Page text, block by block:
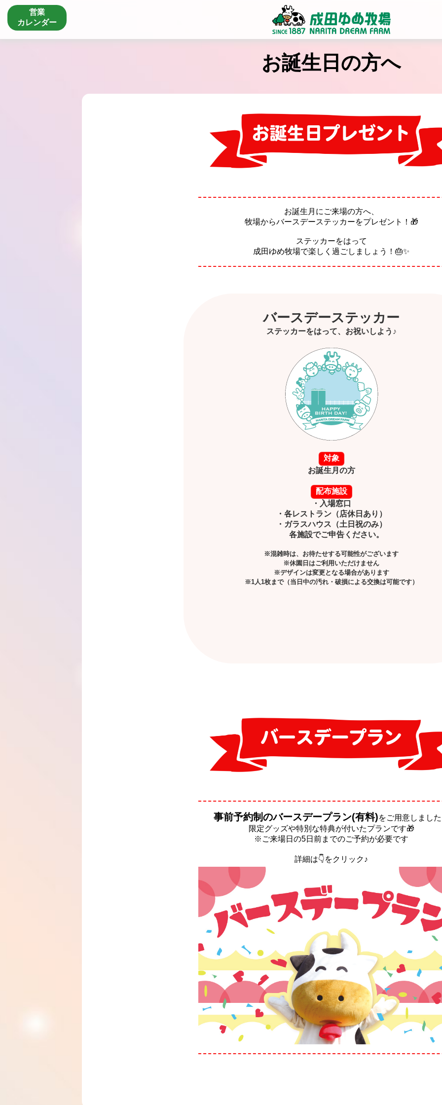
営業
カレンダー
お誕生日の方へ
お誕生月にご来場の方へ、
牧場からバースデーステッカーをプレゼント！🎁
ステッカーをはって
成田ゆめ牧場で楽しく過ごしましょう！🎂✨
バースデーステッカー
ステッカーをはって、お祝いしよう♪
対象
お誕生月の方
配布施設
・入場窓口
・各レストラン（店休日あり）
・ガラスハウス（土日祝のみ）
各施設でご申告ください。
※混雑時は、お待たせする可能性がございます
※休園日はご利用いただけません
※デザインは変更となる場合があります
※1人1枚まで（当日中の汚れ・破損による交換は可能です）
事前予約制のバースデープラン(有料)をご用意しまし
限定グッズや特別な特典が付いたプランです🎁
※ご来場日の5日前までのご予約が必要です
詳細は👇をクリック♪